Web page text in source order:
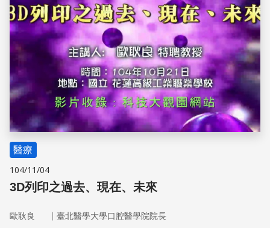
醫療
104/11/04
3D列印之過去、現在、未來
歐耿良 ｜ 臺北醫學大學口腔醫學院院長